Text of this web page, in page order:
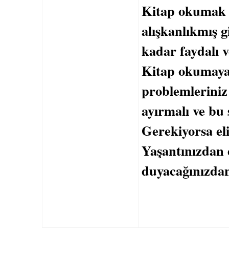
Kitap okumak
kadar faydalı
Kitap
ayırmalı ve
Gerekiyorsa